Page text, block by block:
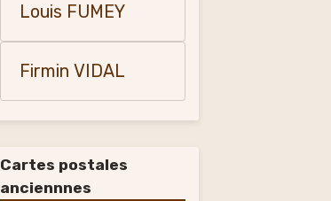
Louis FUMEY
Firmin VIDAL
Cartes postales
anciennnes